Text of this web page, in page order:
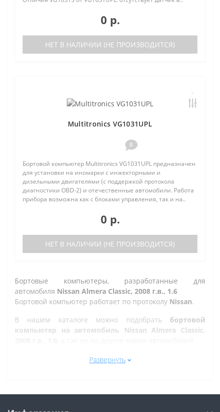
0 р.
НЕТ В НАЛИЧИИ (НЕ ПРОИЗВОДИТСЯ)
Multitronics VG1031UPL
0
Бортовой компьютер Multitronics VG1031UPL предназначен
для установки на иномарки с инжекторными и
дизельными двигателями (с поддержкой протокола
диагностики OBD-2) и отечественные автомобили. Работа
прибора возможна как с блоками управления, так и на..
0 р.
НЕТ В НАЛИЧИИ (НЕ ПРОИЗВОДИТСЯ)
Бортовые компьютеры, разработанные для
автомобиля Nissan Almera Classic, 2008 г.в., 1.6
Бортовой компьютер работает по протоколу Nissan.
В нашем каталоге можно подобрать бортовой
компьютер на автомобиль Nissan Almera Classic,
Все рано или поздно в Златоусте сталкиваются с
Развернуть